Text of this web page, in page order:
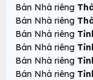
Bán Nhà riêng
Bán Nhà riêng
Bán Nhà riêng
Bán Nhà riêng
Bán Nhà riêng
Bán Nhà riêng